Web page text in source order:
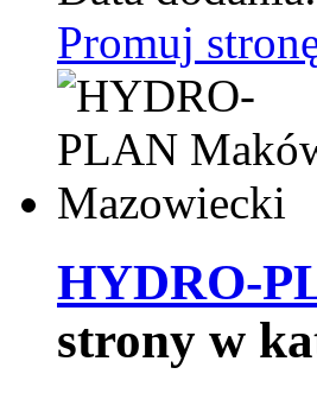
Promuj
HYDRO-
strony w